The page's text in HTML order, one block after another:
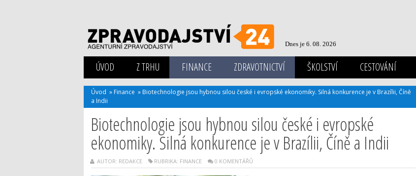
Dnes je 6. 08. 2026
ÚVOD Z TRHU FINANCE ZDRAVOTNICTVÍ ŠKOLSTVÍ CESTOVÁNÍ
Úvod » Finance » Biotechnologie jsou hybnou silou české i evropské ekonomiky. Silná konkurence je v Brazílii, Číně
a Indii
Biotechnologie jsou hybnou silou české i evropské
ekonomiky. Silná konkurence je v Brazílii, Číně a Indii
AUTOR: REDAKCE RUBRIKA: FINANCE 0 KOMENTÁŘŮ